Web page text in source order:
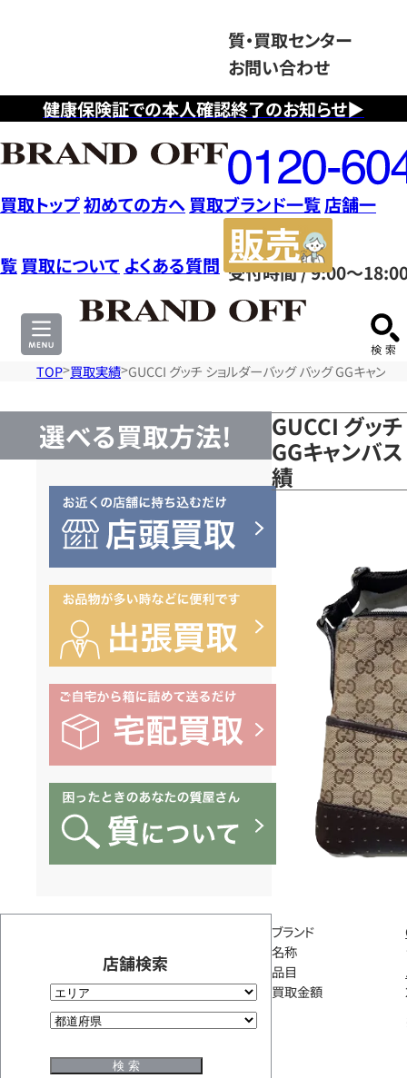
健康保険証での本人確認終了のお知らせ▶
質・買取センター
お問い合わせ
フ
リ
ー
ダ
イ
ヤ
ル
0120604117
受付時間 / 9:00～
買取トップ初めての方へ 買取ブランド一覧店舗一
覧 買取について よくある質問
サ
TOP 買取実績 GUCCI グッチ ショルダーバッグ バッグ GGキャン
選べる買取方法!
店舗検索
GUCCI グッ
GGキャンバ
績
ブランド
名称
品目
買取金額